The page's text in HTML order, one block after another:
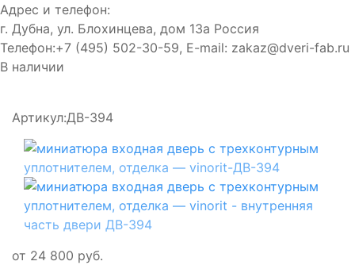
Адрес и телефон:
г. Дубна, ул. Блохинцева, дом 13а Россия
Телефон:+7 (495) 502-30-59, E-mail: zakaz@dveri-fab.ru
В наличии
Артикул:ДВ-394
от 24 800 руб.